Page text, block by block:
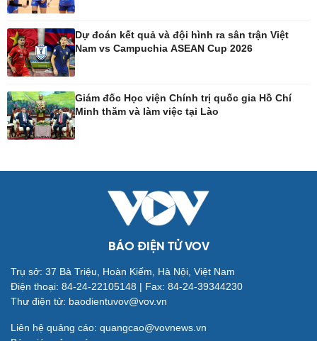
Công nghệ
Tin Công nghệ
Trải nghiệm
Chuyển đổi số
Cây thuốc
Sản phụ khoa
Ăn sạch sống khỏe
Đời sống
Nhà đẹp
Tình yêu - Gia đình
Văn hóa
Sân khấu - Điện ảnh
Di sản
Dự đoán kết quả và đội hình ra sân trận Việt
Nam vs Campuchia ASEAN Cup 2026
Giám đốc Học viện Chính trị quốc gia Hồ Chí
Minh thăm và làm việc tại Lào
BÁO ĐIỆN TỬ VOV
Trụ sở: 37 Bà Triệu, Hoàn Kiếm, Hà Nội, Việt Nam
Điện thoại: 84-24-22105148 | Fax: 84-24-39344230
Thư điện tử: baodientuvov@vov.vn
Liên hệ quảng cáo: quangcao@vovnews.vn